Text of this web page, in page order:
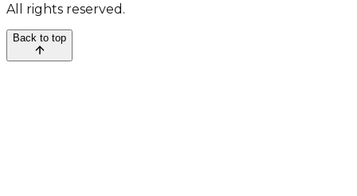
All rights reserved.
Back to top